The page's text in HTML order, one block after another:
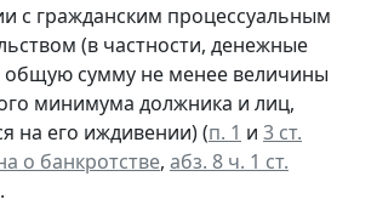
с гражданским процессуальным
(в частности, денежные
общую сумму не менее величины
минимума должника и лиц,
на его иждивении) (п. 1 и 3 ст.
о банкротстве, абз. 8 ч. 1 ст.